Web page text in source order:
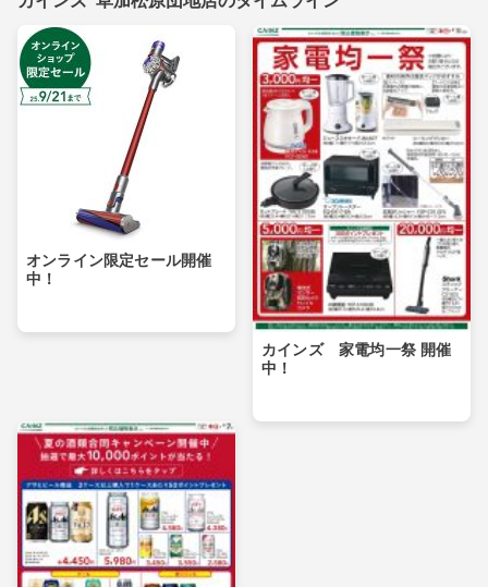
オンライン限定セール開催
中！
カインズ 家電均一祭 開催
中！